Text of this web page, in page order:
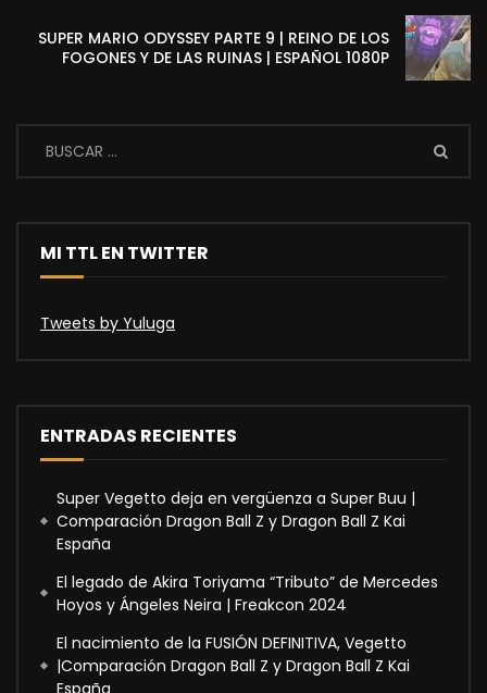
SUPER MARIO ODYSSEY PARTE 9 | REINO DE LOS
FOGONES Y DE LAS RUINAS | ESPAÑOL 1080P
MI TTL EN TWITTER
Tweets by Yuluga
ENTRADAS RECIENTES
Super Vegetto deja en vergüenza a Super Buu |
Comparación Dragon Ball Z y Dragon Ball Z Kai
España
El legado de Akira Toriyama “Tributo” de Mercedes
Hoyos y Ángeles Neira | Freakcon 2024
El nacimiento de la FUSIÓN DEFINITIVA, Vegetto
|Comparación Dragon Ball Z y Dragon Ball Z Kai